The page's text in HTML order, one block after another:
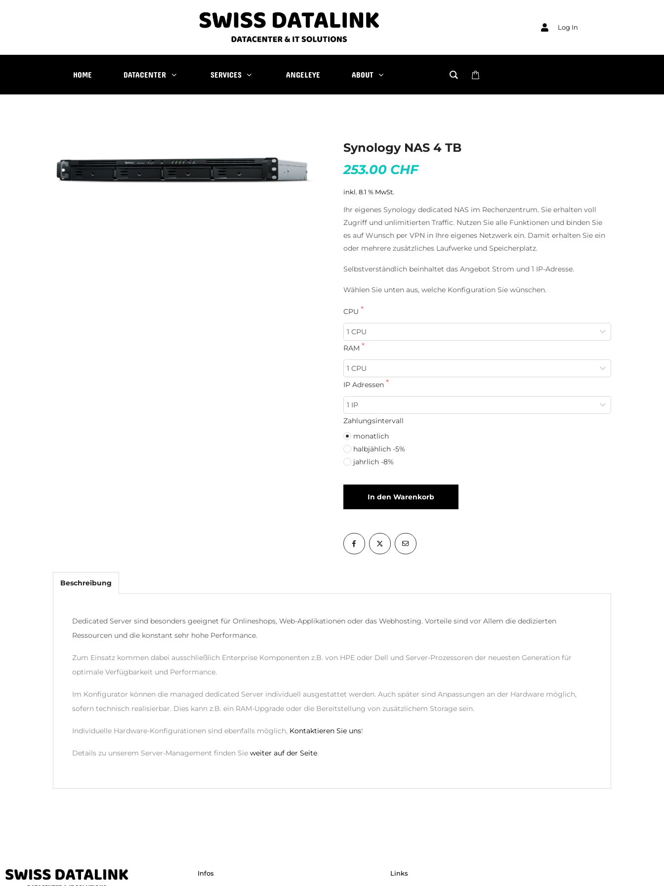
Log In
HOME DATACENTER SERVICES ANGELEYE ABOUT
Synology NAS 4 TB
253.00 CHF
inkl. 8.1 % MwSt.
Ihr eigenes Synology dedicated NAS im Rechenzentrum. Sie erhalten voll
Zugriff und unlimitierten Traffic. Nutzen Sie alle Funktionen und binden Sie
es auf Wunsch per VPN in Ihre eigenes Netzwerk ein. Damit erhalten Sie ein
oder mehrere zusätzliches Laufwerke und Speicherplatz.
Selbstverständlich beinhaltet das Angebot Strom und 1 IP-Adresse.
Wählen Sie unten aus, welche Konfiguration Sie wünschen.
CPU
RAM
IP Adressen
Zahlungsintervall
monatlich
halbjählich -5%
jahrlich -8%
In den Warenkorb
Beschreibung
Dedicated Server sind besonders geeignet für Onlineshops, Web-Applikationen oder das Webhosting. Vorteile sind vor Allem die dedizierten
Ressourcen und die konstant sehr hohe Performance.
Zum Einsatz kommen dabei ausschließlich Enterprise Komponenten z.B. von HPE oder Dell und Server-Prozessoren der neuesten Generation für
optimale Verfügbarkeit und Performance.
Im Konfigurator können die managed dedicated Server individuell ausgestattet werden. Auch später sind Anpassungen an der Hardware möglich,
sofern technisch realisierbar. Dies kann z.B. ein RAM-Upgrade oder die Bereitstellung von zusätzlichem Storage sein.
Individuelle Hardware-Konfigurationen sind ebenfalls möglich, Kontaktieren Sie uns!
Details zu unserem Server-Management finden Sie weiter auf der Seite.
Infos Links